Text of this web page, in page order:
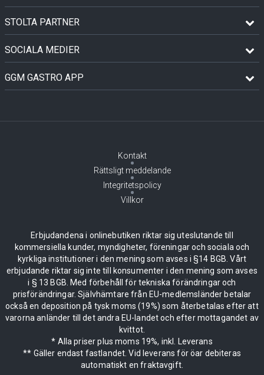
STOLTA PARTNER
SOCIALA MEDIER
GGM GASTRO APP
Kontakt
Rättsligt meddelande
Integritetspolicy
Villkor
Erbjudandena i onlinebutiken riktar sig uteslutande till
kommersiella kunder, myndigheter, föreningar och sociala och
kyrkliga institutioner i den mening som avses i §14 BGB. Vårt
erbjudande riktar sig inte till konsumenter i den mening som avses
i § 13 BGB. Med förbehåll för tekniska förändringar och
prisförändringar. Självhämtare från EU-medlemsländer betalar
också en deposition på tysk moms (19%) som återbetalas efter att
varorna anländer till det andra EU-landet och efter mottagandet av
kvittot.
* Alla priser plus moms 19%, inkl. Leverans
** Gäller endast fastlandet. Vid leverans för öar debiteras
automatiskt en fraktavgift.